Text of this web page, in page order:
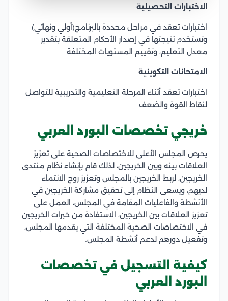
الاختبارات التحصيلية
اختبارات تعقد في مراحل محددة بالبرنامج(أولي ونهائي)
وتستخدم نتيجتها في إصدار الأحكام المتعلقة بتقدير
معدل التعليم، وتقييم المستويات المختلفة.
الامتحانات التكوينية
اختبارات تعقد أثناء المرحلة التعليمية والتدريبية للتواصل
لنقاط القوة والضعف.
خريجي تخصصات البورد العربي
يحرص المجلس الأعلى للاختصاصات الصحية على تعزيز
العلاقات بينه وبين الخريجين، لذلك قام بإنشاء نظام منتدى
الخريجين، لربط الخريجين بالمجلس وتعزيز روح الانتماء
لديهم، ويسعى النظام إلى تحقيق مشاركة الخريجين في
الأنشطة والفاعليات المقامة في المجلس، العمل على
تعزيز العلاقات بين الخريجين، الاستفادة من خبرات الخريجين
في الاختصاصات الصحية المختلفة التي يقدمها المجلس،
وتفعيل دورهم لدعم أنشطة المجلس.
كيفية التسجيل في تخصصات
البورد العربي